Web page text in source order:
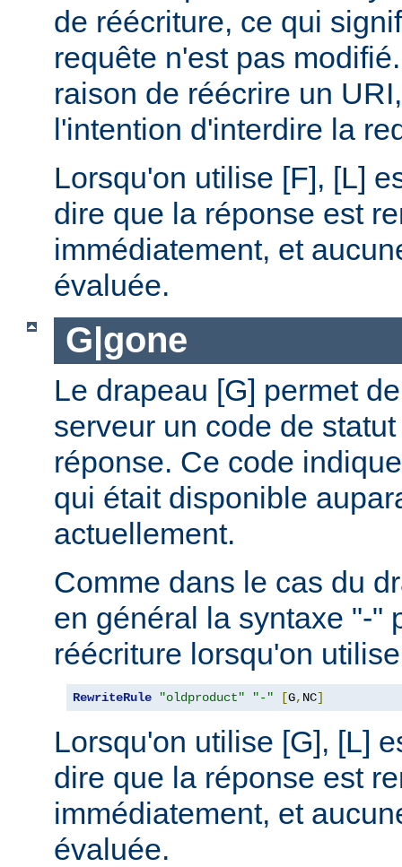
de réécriture, ce qui
requête n'est pas
raison de réécrire un
l'intention d'interdire la
Lorsqu'on utilise [F], [L]
dire que la réponse est
immédiatement, et
évaluée.
G|gone
Le drapeau [G] permet
serveur un code de
réponse. Ce code
qui était disponible
actuellement.
Comme dans le cas du
en général la syntaxe "-"
réécriture lorsqu'on
RewriteRule "oldproduct" "-" [G, NC]
Lorsqu'on utilise [G], [L]
dire que la réponse est
immédiatement, et
évaluée.